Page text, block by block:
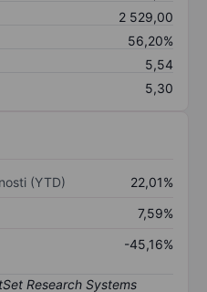
2 529,00
56,20%
5,54
5,30
(YTD)
22,01%
7,59%
-45,16%